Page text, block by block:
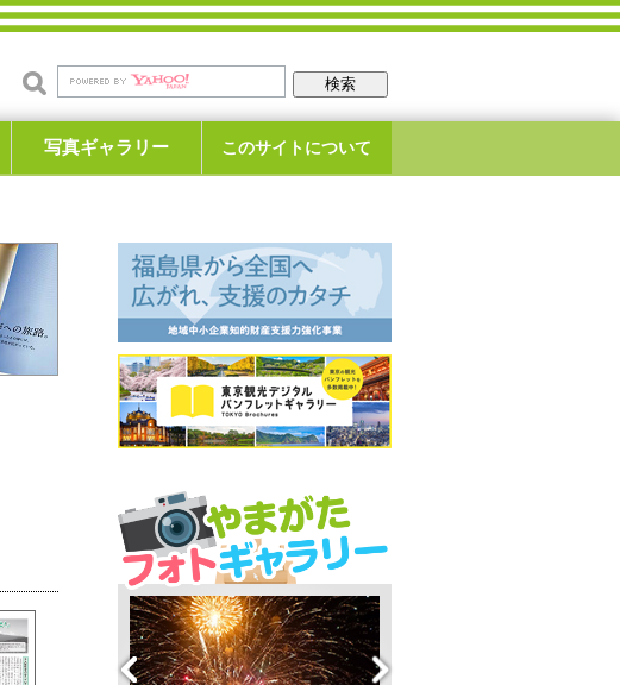
写真ギャラリー このサイトについて